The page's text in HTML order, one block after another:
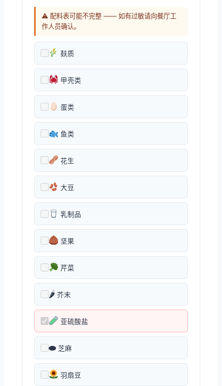
⚠ 配料表可能不完整 —— 如有过敏请向餐厅工
作人员确认。
麸质
甲壳类
蛋类
鱼类
花生
大豆
乳制品
坚果
芹菜
🌶 芥末
亚硫酸盐
⬬ 芝麻
羽扇豆